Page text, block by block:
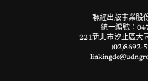
聯經出版事業股
統一編號：
221新北市汐止區大
(02)8692-